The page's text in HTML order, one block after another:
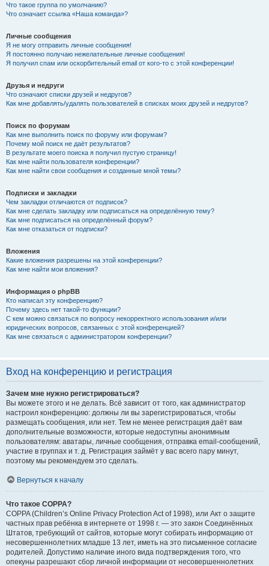
Что такое группа по умолчанию?
Что означает ссылка «Наша команда»?
Личные сообщения
Я не могу отправить личные сообщения!
Я постоянно получаю нежелательные личные сообщения!
Я получил спам или оскорбительный email от кого-то с этой конференции!
Друзья и недруги
Что означают списки друзей и недругов?
Как мне добавлять/удалять пользователей в списках моих друзей и недругов?
Поиск по форумам
Как мне выполнить поиск по форуму или форумам?
Почему мой поиск не даёт результатов?
В результате моего поиска я получил пустую страницу!
Как мне найти пользователя конференции?
Как мне найти свои сообщения и созданные мной темы?
Подписки и закладки
Чем закладки отличаются от подписок?
Как мне сделать закладку или подписаться на определённую тему?
Как мне подписаться на определённый форум?
Как мне отказаться от подписки?
Вложения
Какие вложения разрешены на этой конференции?
Как мне найти мои вложения?
Информация о phpBB
Кто написал эту конференцию?
Почему здесь нет такой-то функции?
С кем можно связаться по вопросу некорректного использования и/или
юридических вопросов, связанных с этой конференцией?
Как мне связаться с администратором конференции?
Вход на конференцию и регистрация
Зачем мне нужно регистрироваться?
Вы можете этого и не делать. Всё зависит от того, как администратор
настроил конференцию: должны ли вы зарегистрироваться, чтобы
размещать сообщения, или нет. Тем не менее регистрация даёт вам
дополнительные возможности, которые недоступны анонимным
пользователям: аватары, личные сообщения, отправка email-сообщений,
участие в группах и т. д. Регистрация займёт у вас всего пару минут,
поэтому мы рекомендуем это сделать.
Вернуться к началу
Что такое COPPA?
COPPA (Children’s Online Privacy Protection Act of 1998), или Акт о защите
частных прав ребёнка в интернете от 1998 г. — это закон Соединённых
Штатов, требующий от сайтов, которые могут собирать информацию от
несовершеннолетних младше 13 лет, иметь на это письменное согласие
родителей. Допустимо наличие иного вида подтверждения того, что
опекуны разрешают сбор личной информации от несовершеннолетних